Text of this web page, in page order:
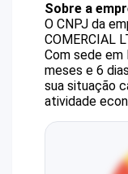
Sobre a
O CNPJ da
COMERCIAL
Com sede em
meses e 6
sua situação
atividade